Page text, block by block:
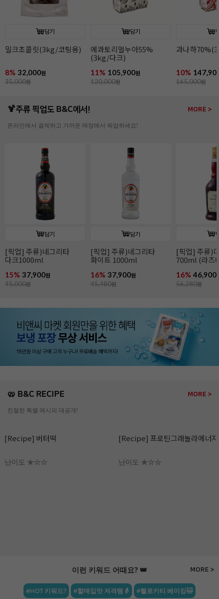
담기
과나하70%(3kg/다크)
10% 147,900
165,000원
담기
이보아르35%(3kg/
화이트)
9% 149,900원
165,000원
오팔리스
13%
190,000원
🍹주류 픽업도 B&C에서! MORE >
온라인에서 결제하고 가까운 매장에서 픽업하세요!
담기
[픽업] 주류)디종 산딸기
700ml (라즈베리)
16% 46,900원
56,280원
담기
[픽업] 주류)꼬인트루
(코인트로) 700ml
16% 41,900원
49,900원
[픽업] 주류)
1000ml
16% 86,900
104,280원
🥨 B&C RECIPE MORE >
친절한 특별 레시피 대공개!
이런 키워드 어때요? 👑 MORE >
#HOT 키워드? #할매입맛 저격템👵 #헬로키티 베이킹🐱